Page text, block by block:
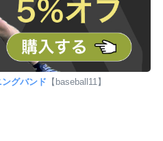
グバンド 【baseball11】